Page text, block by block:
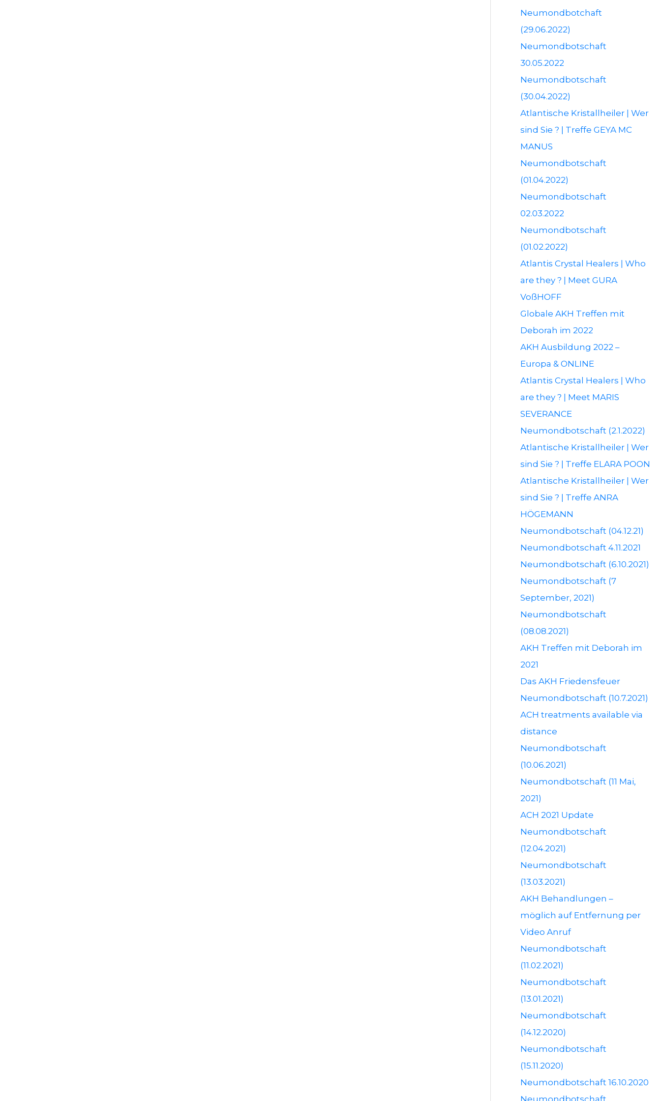
Neumondbotchaft
(29.06.2022)
Neumondbotschaft
30.05.2022
Neumondbotschaft
(30.04.2022)
Atlantische Kristallheiler | Wer
sind Sie ? | Treffe GEYA MC
MANUS
Neumondbotschaft
(01.04.2022)
Neumondbotschaft
02.03.2022
Neumondbotschaft
(01.02.2022)
Atlantis Crystal Healers | Who
are they ? | Meet GURA
VoßHOFF
Globale AKH Treffen mit
Deborah im 2022
AKH Ausbildung 2022 –
Europa & ONLINE
Atlantis Crystal Healers | Who
are they ? | Meet MARIS
SEVERANCE
Neumondbotschaft (2.1.2022)
Atlantische Kristallheiler | Wer
sind Sie ? | Treffe ELARA POON
Atlantische Kristallheiler | Wer
sind Sie ? | Treffe ANRA
HÖGEMANN
Neumondbotschaft (04.12.21)
Neumondbotschaft 4.11.2021
Neumondbotschaft (6.10.2021)
Neumondbotschaft (7
September, 2021)
Neumondbotschaft
(08.08.2021)
AKH Treffen mit Deborah im
2021
Das AKH Friedensfeuer
Neumondbotschaft (10.7.2021)
ACH treatments available via
distance
Neumondbotschaft
(10.06.2021)
Neumondbotschaft (11 Mai,
2021)
ACH 2021 Update
Neumondbotschaft
(12.04.2021)
Neumondbotschaft
(13.03.2021)
AKH Behandlungen –
möglich auf Entfernung per
Video Anruf
Neumondbotschaft
(11.02.2021)
Neumondbotschaft
(13.01.2021)
Neumondbotschaft
(14.12.2020)
Neumondbotschaft
(15.11.2020)
Neumondbotschaft 16.10.2020
Neumondbotschaft